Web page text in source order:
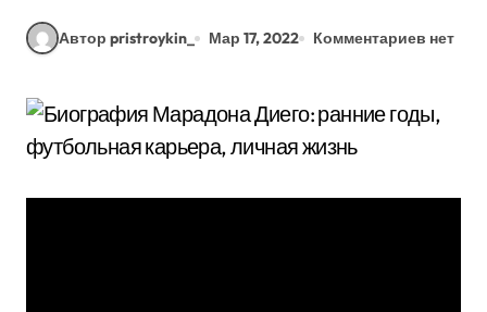
Автор pristroykin_ Мар 17, 2022 Комментариев нет